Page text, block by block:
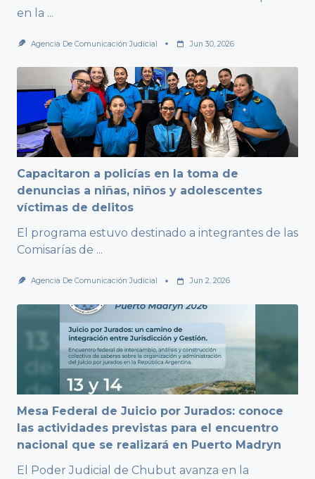
en la ...
Agencia De Comunicación Judicial Jun 30, 2026
Capacitaron a policías en la toma de
denuncias a niñas, niños y adolescentes
víctimas de delitos
El programa estuvo destinado a integrantes de las
Comisarías de ...
Agencia De Comunicación Judicial Jun 2, 2026
Mesa Federal de Juicio por Jurados: conoce
las actividades previstas para el encuentro
nacional que se realizará en Puerto Madryn
El Poder Judicial de Chubut avanza en la